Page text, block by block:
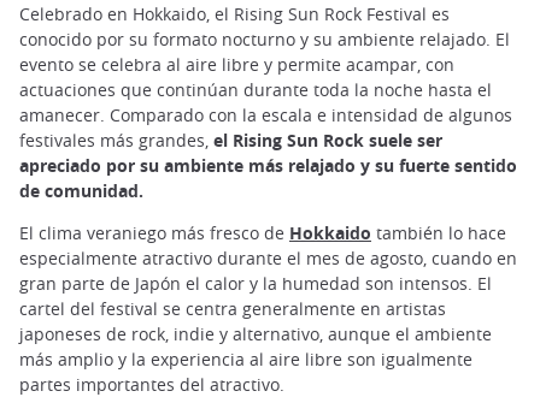
Celebrado en Hokkaido, el Rising Sun Rock Festival es
conocido por su formato nocturno y su ambiente relajado. El
evento se celebra al aire libre y permite acampar, con
actuaciones que continúan durante toda la noche hasta el
amanecer. Comparado con la escala e intensidad de algunos
festivales más grandes, el Rising Sun Rock suele ser
apreciado por su ambiente más relajado y su fuerte sentido
de comunidad.
El clima veraniego más fresco de Hokkaido también lo hace
especialmente atractivo durante el mes de agosto, cuando en
gran parte de Japón el calor y la humedad son intensos. El
cartel del festival se centra generalmente en artistas
japoneses de rock, indie y alternativo, aunque el ambiente
más amplio y la experiencia al aire libre son igualmente
partes importantes del atractivo.